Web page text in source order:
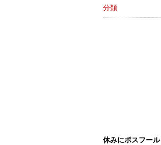
分類
休みにポスフー